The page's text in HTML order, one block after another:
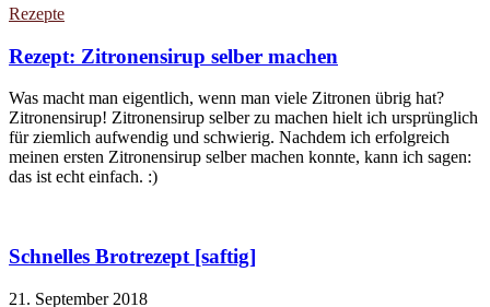
Rezepte
Rezept: Zitronensirup selber machen
Was macht man eigentlich, wenn man viele Zitronen übrig hat?
Zitronensirup! Zitronensirup selber zu machen hielt ich ursprünglich
für ziemlich aufwendig und schwierig. Nachdem ich erfolgreich
meinen ersten Zitronensirup selber machen konnte, kann ich sagen:
das ist echt einfach. :)
Schnelles Brotrezept [saftig]
21. September 2018